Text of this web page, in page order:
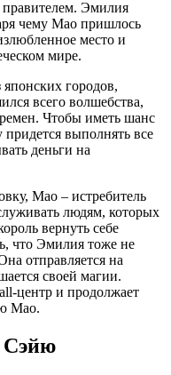
Эмилия
чему Мао пришлось
место и
мире.
городов,
всего волшебства,
Чтобы иметь шанс
выполнять все
деньги на
Мао – истребитель
людям, которых
вернуть себе
что Эмилия тоже не
отправляется на
своей магии.
центр и продолжает
Мао.
Сэйю